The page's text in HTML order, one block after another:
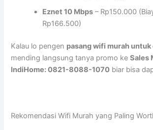
Eznet 10 Mbps – Rp150.000
Rp166.500)
Kalau lo pengen pasang wifi murah untuk
mending langsung tanya promo keSales
IndiHome: 0821-8088-1070 biar bisa
Rekomendasi Wifi Murah yang Paling